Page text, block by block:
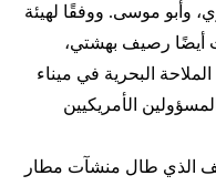
وأبو موسى. ووفقًا لهيئة
أيضًا رصيف بهشتي،
البحرية في ميناء
الأمريكيين
الذي طال منشآت مطار